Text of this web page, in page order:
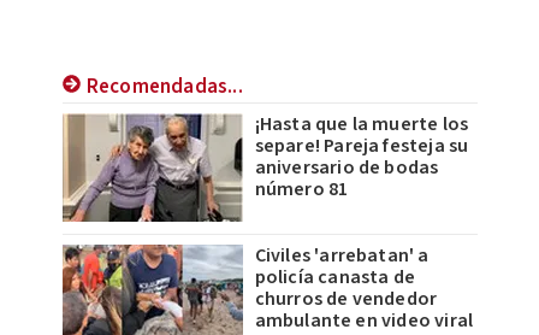
Recomendadas...
¡Hasta que la muerte los
separe! Pareja festeja su
aniversario de bodas
número 81
Civiles 'arrebatan' a
policía canasta de
churros de vendedor
ambulante en video viral